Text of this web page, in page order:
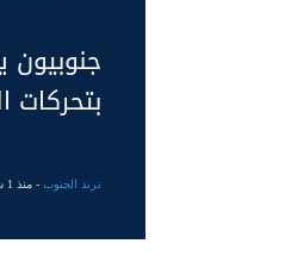
جنوبيون
بتحركات
ترند الجنوب- منذ 1 سنة